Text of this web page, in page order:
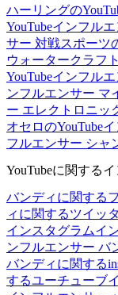
ハーリングの
YouTubeインフル
サー 対戦スポーツ
ウォータークラフ
YouTubeインフル
ンフルエンサー マ
ー エレクトロニッ
オセロのYouTube
フルエンサー シャ
YouTubeに関する
バンディに関する
ィに関するツイッ
インスタグラムイ
ンフルエンサー バ
バンディに関する
するユーチューブ